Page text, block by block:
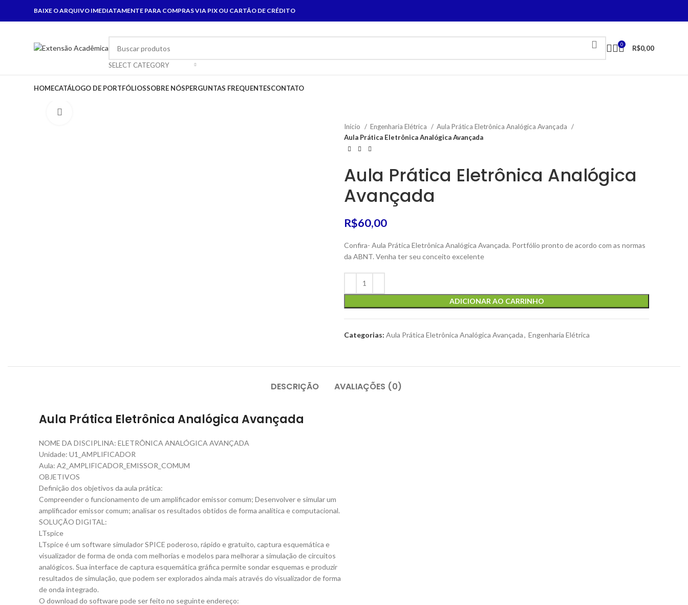
BAIXE O ARQUIVO IMEDIATAMENTE PARA COMPRAS VIA PIX OU CARTÃO DE CRÉDITO
SELECT CATEGORY
0 R$0,00
HOMECATÁLOGO DE PORTFÓLIOSSOBRE NÓSPERGUNTAS FREQUENTESCONTATO
Início Engenharia Elétrica
Aula Prática Eletrônica Analógica Avançada
Aula Prática Eletrônica Analógica Avançada
Aula Prática Eletrônica Analógica
Avançada
R$60,00
Confira- Aula Prática Eletrônica Analógica Avançada. Portfólio pronto de acordo com as normas
da ABNT. Venha ter seu conceito excelente
ADICIONAR AO CARRINHO
Categorias: Aula Prática Eletrônica Analógica Avançada, Engenharia Elétrica
DESCRIÇÃO AVALIAÇÕES (0)
Aula Prática Eletrônica Analógica Avançada
NOME DA DISCIPLINA: ELETRÔNICA ANALÓGICA AVANÇADA
Unidade: U1_AMPLIFICADOR
Aula: A2_AMPLIFICADOR_EMISSOR_COMUM
OBJETIVOS
Definição dos objetivos da aula prática:
Compreender o funcionamento de um amplificador emissor comum; Desenvolver e simular um
amplificador emissor comum; analisar os resultados obtidos de forma analítica e computacional.
SOLUÇÃO DIGITAL:
LTspice
LTspice é um software simulador SPICE poderoso, rápido e gratuito, captura esquemática e
visualizador de forma de onda com melhorias e modelos para melhorar a simulação de circuitos
analógicos. Sua interface de captura esquemática gráfica permite sondar esquemas e produzir
resultados de simulação, que podem ser explorados ainda mais através do visualizador de forma
de onda integrado.
O download do software pode ser feito no seguinte endereço: